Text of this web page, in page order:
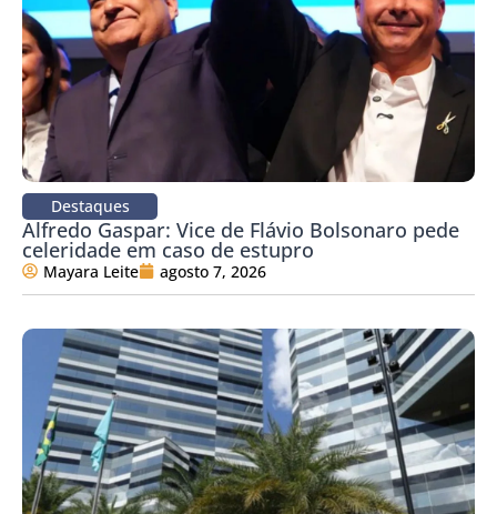
Destaques
Alfredo Gaspar: Vice de Flávio Bolsonaro pede
celeridade em caso de estupro
Mayara Leite agosto 7, 2026